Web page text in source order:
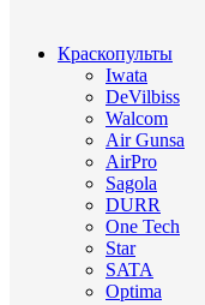
Краскопульты
Iwata
DeVilbiss
Walcom
Air Gunsa
AirPro
Sagola
DURR
One Tech
Star
SATA
Optima